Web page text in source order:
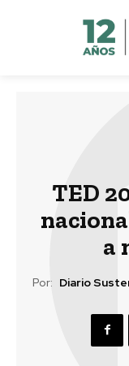
TED
a
Por: Diario